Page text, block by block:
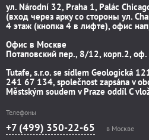
ул. Národní 32, Praha 1, Palác
(вход через арку со стороны ул.
4 этаж (кнопка 4 в лифте), офис
Офис в Москве
Потаповский пер., 8/12, корп.2,
Tutafe, s.r.o. se sídlem Geologická
241 67 134, společnost zapsána v
Městským soudem v Praze oddíl C
Телефоны
+7 (499) 350-22-65 в Москве